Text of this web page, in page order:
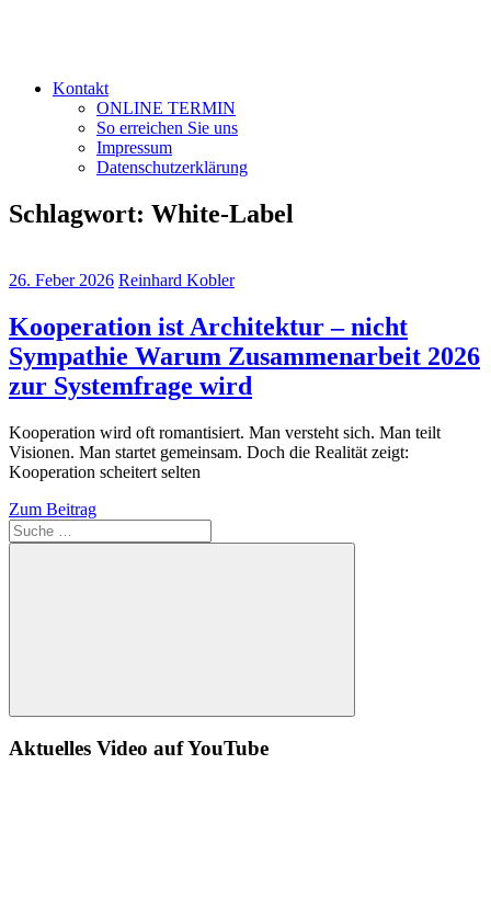
Kontakt
ONLINE TERMIN
So erreichen Sie uns
Impressum
Datenschutzerklärung
Schlagwort: White-Label
26. Feber 2026 Reinhard Kobler
Kooperation ist Architektur – nicht
Sympathie Warum Zusammenarbeit 2026
zur Systemfrage wird
Kooperation wird oft romantisiert. Man versteht sich. Man teilt
Visionen. Man startet gemeinsam. Doch die Realität zeigt:
Kooperation scheitert selten
Zum Beitrag
Suche
Aktuelles Video auf YouTube